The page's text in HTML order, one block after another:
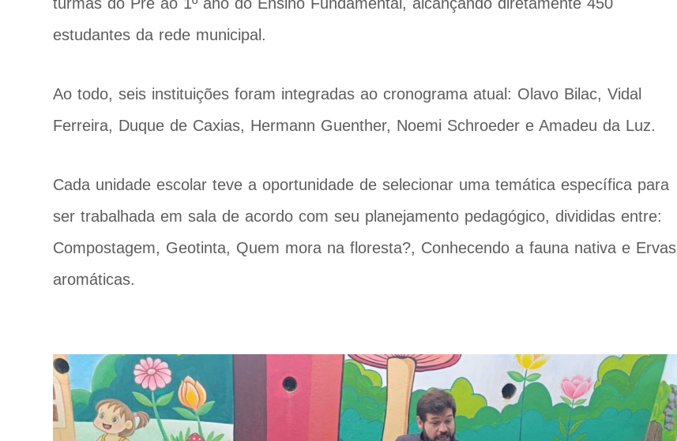
estudantes da rede municipal.
Ao todo, seis instituições foram integradas ao cronograma atual: Olavo Bilac, Vidal
Ferreira, Duque de Caxias, Hermann Guenther, Noemi Schroeder e Amadeu da Luz.
Cada unidade escolar teve a oportunidade de selecionar uma temática específica para
ser trabalhada em sala de acordo com seu planejamento pedagógico, divididas entre:
Compostagem, Geotinta, Quem mora na floresta?, Conhecendo a fauna nativa e Ervas
aromáticas.